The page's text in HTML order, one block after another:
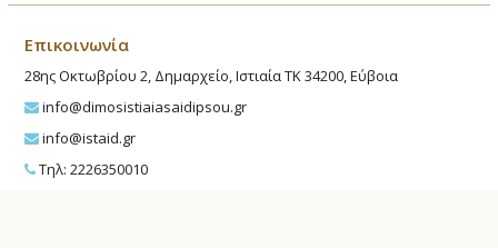
Επικοινωνία
28ης Οκτωβρίου 2, Δημαρχείο, Ιστιαία ΤΚ 34200, Εύβοια
info@dimosistiaiasaidipsou.gr
info@istaid.gr
Τηλ: 2226350010